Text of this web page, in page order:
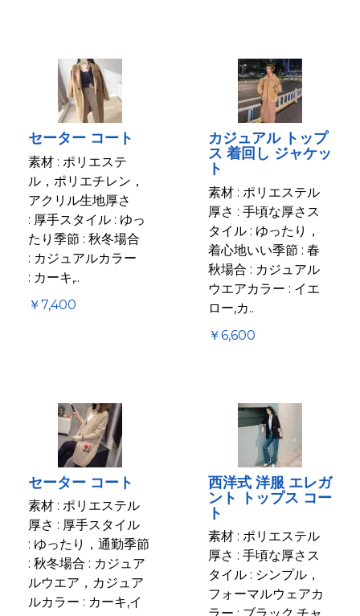
セーター コート
素材 : ポリエステ
ル，ポリエチレン，
アクリル生地厚さ
: 厚手スタイル : ゆっ
たり季節 : 秋冬場合
: カジュアルカラー
: カーキ,..
￥7,400
カジュアル トップ
ス 着回し ジャケッ
ト
素材 : ポリエステル
厚さ : 手頃な厚さス
タイル : ゆったり，
着心地いい季節 : 春
秋場合 : カジュアル
ウエアカラー : イエ
ロー,カ..
￥6,600
セーター コート
素材 : ポリエステル
厚さ : 厚手スタイル
: ゆったり，通勤季節
: 秋冬場合 : カジュア
ルウエア，カジュア
ルカラー : カーキ,イ
西洋式 洋服 エレガ
ント トップス コー
ト
素材 : ポリエステル
厚さ : 手頃な厚さス
タイル : シンプル，
フォーマルウェアカ